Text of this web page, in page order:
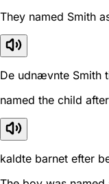
They named Smith
De udnævnte Smith
named the child
kaldte barnet efter